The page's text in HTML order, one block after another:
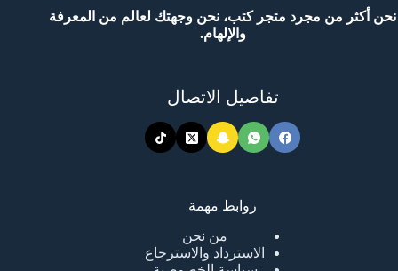
نحن أكثر من مجرد متجر كتب، نحن وجهتك لعالم من المعرفة
والإلهام.
تفاصيل الاتصال
روابط مهمة
من نحن
الاسترداد والاسترجاع